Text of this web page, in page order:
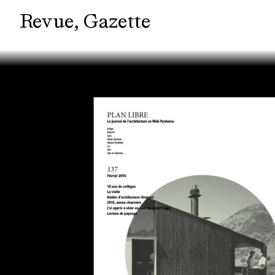
Revue Gazette